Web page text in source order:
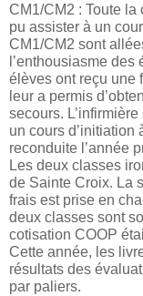
CM1/CM2 : Toute
pu assister à un
CM1/CM2 sont
l’enthousiasme
élèves ont reçu une
leur a permis
secours.
un cours d’initiation
reconduite l’année
Les deux classes
de Sainte Croix. La
frais est prise en
deux classes sont
cotisation COOP
Cette année, les
résultats des
par paliers.